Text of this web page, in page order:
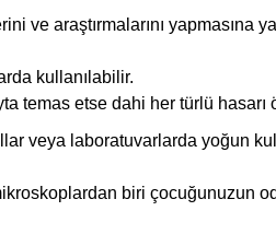
araştırmalarını yapmasına
kullanılabilir.
temas etse dahi her türlü hasarı
veya laboratuvarlarda yoğun
biri çocuğunuzun